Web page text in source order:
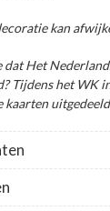
kan
dat Het
Tijdens het WK
kaarten